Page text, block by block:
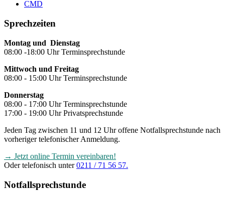
CMD
Sprechzeiten
Montag und Dienstag
08:00 -18:00 Uhr Terminsprechstunde
Mittwoch und Freitag
08:00 - 15:00 Uhr Terminsprechstunde
Donnerstag
08:00 - 17:00 Uhr Terminsprechstunde
17:00 - 19:00 Uhr Privatsprechstunde
Jeden Tag zwischen 11 und 12 Uhr offene Notfallsprechstunde nach
vorheriger telefonischer Anmeldung.
→ Jetzt online Termin vereinbaren!
Oder telefonisch unter0211 / 71 56 57.
Notfallsprechstunde